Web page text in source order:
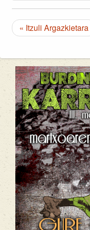
« Itzuli Argazkietara